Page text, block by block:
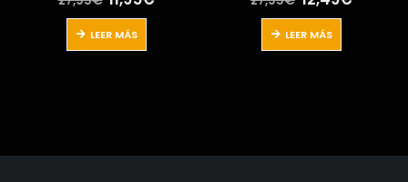
original
era:
27,95€.
LEER MÁS original
era:
57,90€.
LEER MÁS